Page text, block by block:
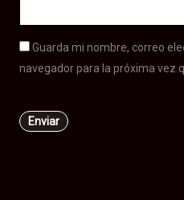
Guarda mi nombre, correo
navegador para la próxima vez